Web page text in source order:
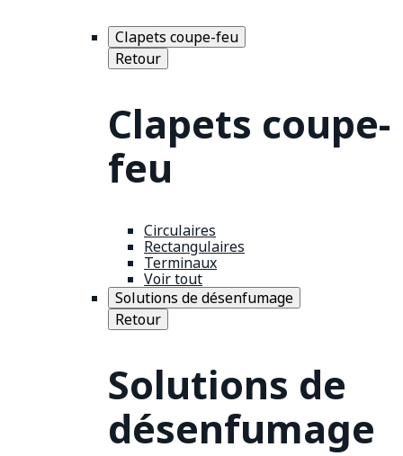
Clapets coupe-feu
Retour
Clapets coupe-
feu
Circulaires
Rectangulaires
Terminaux
Voir tout
Solutions de désenfumage
Retour
Solutions de
désenfumage